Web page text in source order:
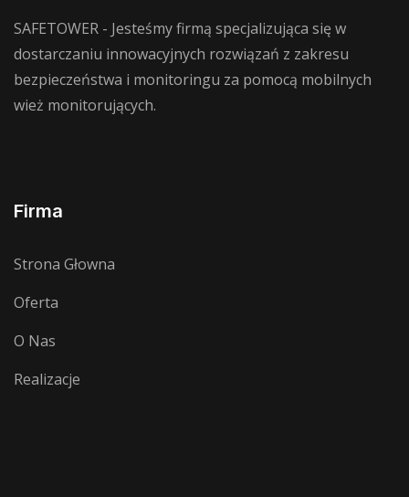
SAFETOWER - Jesteśmy firmą specjalizująca się w
dostarczaniu innowacyjnych rozwiązań z zakresu
bezpieczeństwa i monitoringu za pomocą mobilnych
wież monitorujących.
Firma
Strona Głowna
Oferta
O Nas
Realizacje